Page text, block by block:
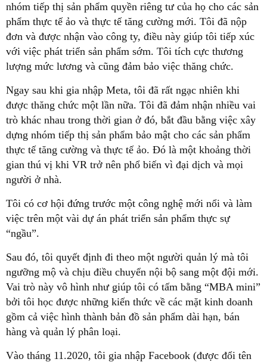
nhóm tiếp thị sản phẩm quyền riêng tư của họ cho các sản
phẩm thực tế ảo và thực tế tăng cường mới. Tôi đã nộp
đơn và được nhận vào công ty, điều này giúp tôi tiếp xúc
với việc phát triển sản phẩm sớm. Tôi tích cực thương
lượng mức lương và cũng đảm bảo việc thăng chức.
Ngay sau khi gia nhập Meta, tôi đã rất ngạc nhiên khi
được thăng chức một lần nữa. Tôi đã đảm nhận nhiều vai
trò khác nhau trong thời gian ở đó, bắt đầu bằng việc xây
dựng nhóm tiếp thị sản phẩm bảo mật cho các sản phẩm
thực tế tăng cường và thực tế ảo. Đó là một khoảng thời
gian thú vị khi VR trở nên phổ biến vì đại dịch và mọi
người ở nhà.
Tôi có cơ hội đứng trước một công nghệ mới nổi và làm
việc trên một vài dự án phát triển sản phẩm thực sự
“ngầu”.
Sau đó, tôi quyết định đi theo một người quản lý mà tôi
ngưỡng mộ và chịu điều chuyển nội bộ sang một đội mới.
Vai trò này vô hình như giúp tôi có tấm bằng “MBA mini”
bởi tôi học được những kiến thức về các mặt kinh doanh
gồm cả việc hình thành bản đồ sản phẩm dài hạn, bán
hàng và quản lý phân loại.
Vào tháng 11.2020, tôi gia nhập Facebook (được đổi tên